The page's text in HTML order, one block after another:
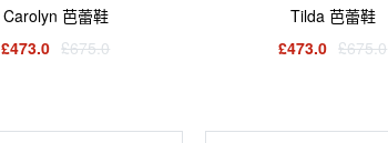
Carolyn 芭蕾鞋
£473.0 £675.0
Tilda 芭蕾鞋
£473.0 £675.0